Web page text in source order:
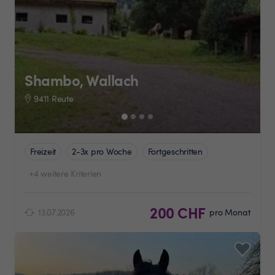
Shambo, Wallach
9411 Reute
Freizeit 2-3x pro Woche
Fortgeschritten
+4 weitere Kriterien
13.07.2026 200 CHF pro Monat